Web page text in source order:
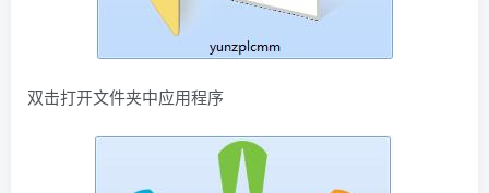
双击打开文件夹中应用程序